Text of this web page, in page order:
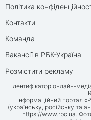
Політика
Контакти
Команда
Вакансії в РБК-Україна
Розмістити рекламу
Ідентифікатор онлайн-
Інформаційний портал
(українську, російську та
https://www.rbc.ua.